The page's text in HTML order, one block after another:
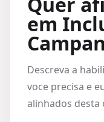
em
Descreva a
voce precisa e
alinhados desta